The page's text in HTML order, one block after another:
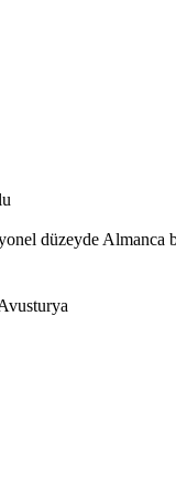
düzeyde Almanca